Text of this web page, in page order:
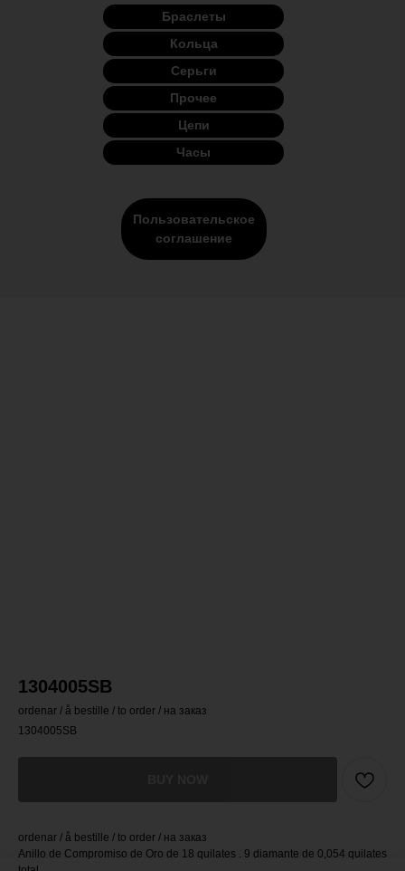
Браслеты
Кольца
Серьги
Цепи
Часы
Прочее
Пользовательское
соглашение
1304005SB
ordenar / å bestille / to order / на заказ
1304005SB
ordenar / å bestille / to order / на заказ
Anillo de Compromiso de Oro de 18 quilates . 9 diamante de 0,054 quilates